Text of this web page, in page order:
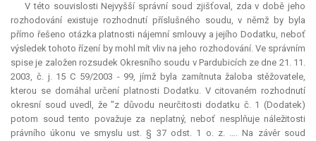
V této souvislosti Nejvyšší správní soud zjišťoval, zda v době jeho
rozhodování existuje rozhodnutí příslušného soudu, v němž by byla
přímo řešeno otázka platnosti nájemní smlouvy a jejího Dodatku, neboť
výsledek tohoto řízení by mohl mít vliv na jeho rozhodování. Ve správním
spise je založen rozsudek Okresního soudu v Pardubicích ze dne 21. 11.
2003, č. j. 15 C 59/2003 - 99, jímž byla zamítnuta žaloba stěžovatele,
kterou se domáhal určení platnosti Dodatku. V citovaném rozhodnutí
okresní soud uvedl, že "z důvodu neurčitosti dodatku č. 1 (Dodatek)
potom soud tento považuje za neplatný, neboť nesplňuje náležitosti
právního úkonu ve smyslu ust. § 37 odst. 1 o. z. …. Na závěr soud